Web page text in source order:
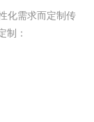
化需求而定制传
制：